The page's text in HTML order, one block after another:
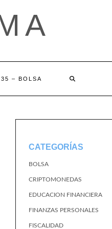
– BOLSA
CATEGORÍAS
BOLSA
CRIPTOMONEDAS
EDUCACION FINANCIERA
FINANZAS PERSONALES
FISCALIDAD